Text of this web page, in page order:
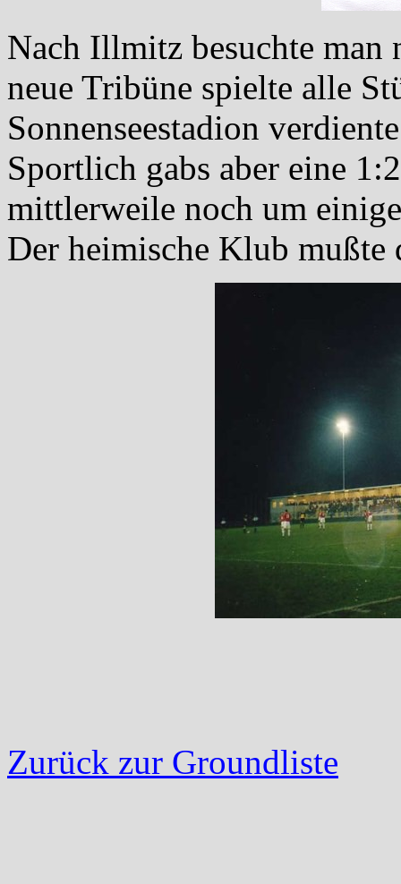
Nach Illmitz besuchte
neue Tribüne spielte alle
Sonnenseestadion
Sportlich gabs aber eine
mittlerweile noch um
Der heimische Klub mußte
Zurück zur Groundliste